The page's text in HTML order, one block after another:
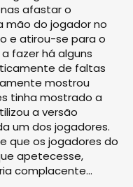
afastar o
mão do jogador no
e atirou-se para o
fazer há alguns
de faltas
mostrou
tinha mostrado a
a versão
um dos jogadores.
que os jogadores do
apetecesse,
complacente...